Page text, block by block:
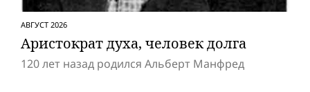
АВГУСТ 2026
Аристократ духа, человек долга
120 лет назад родился Альберт Манфред